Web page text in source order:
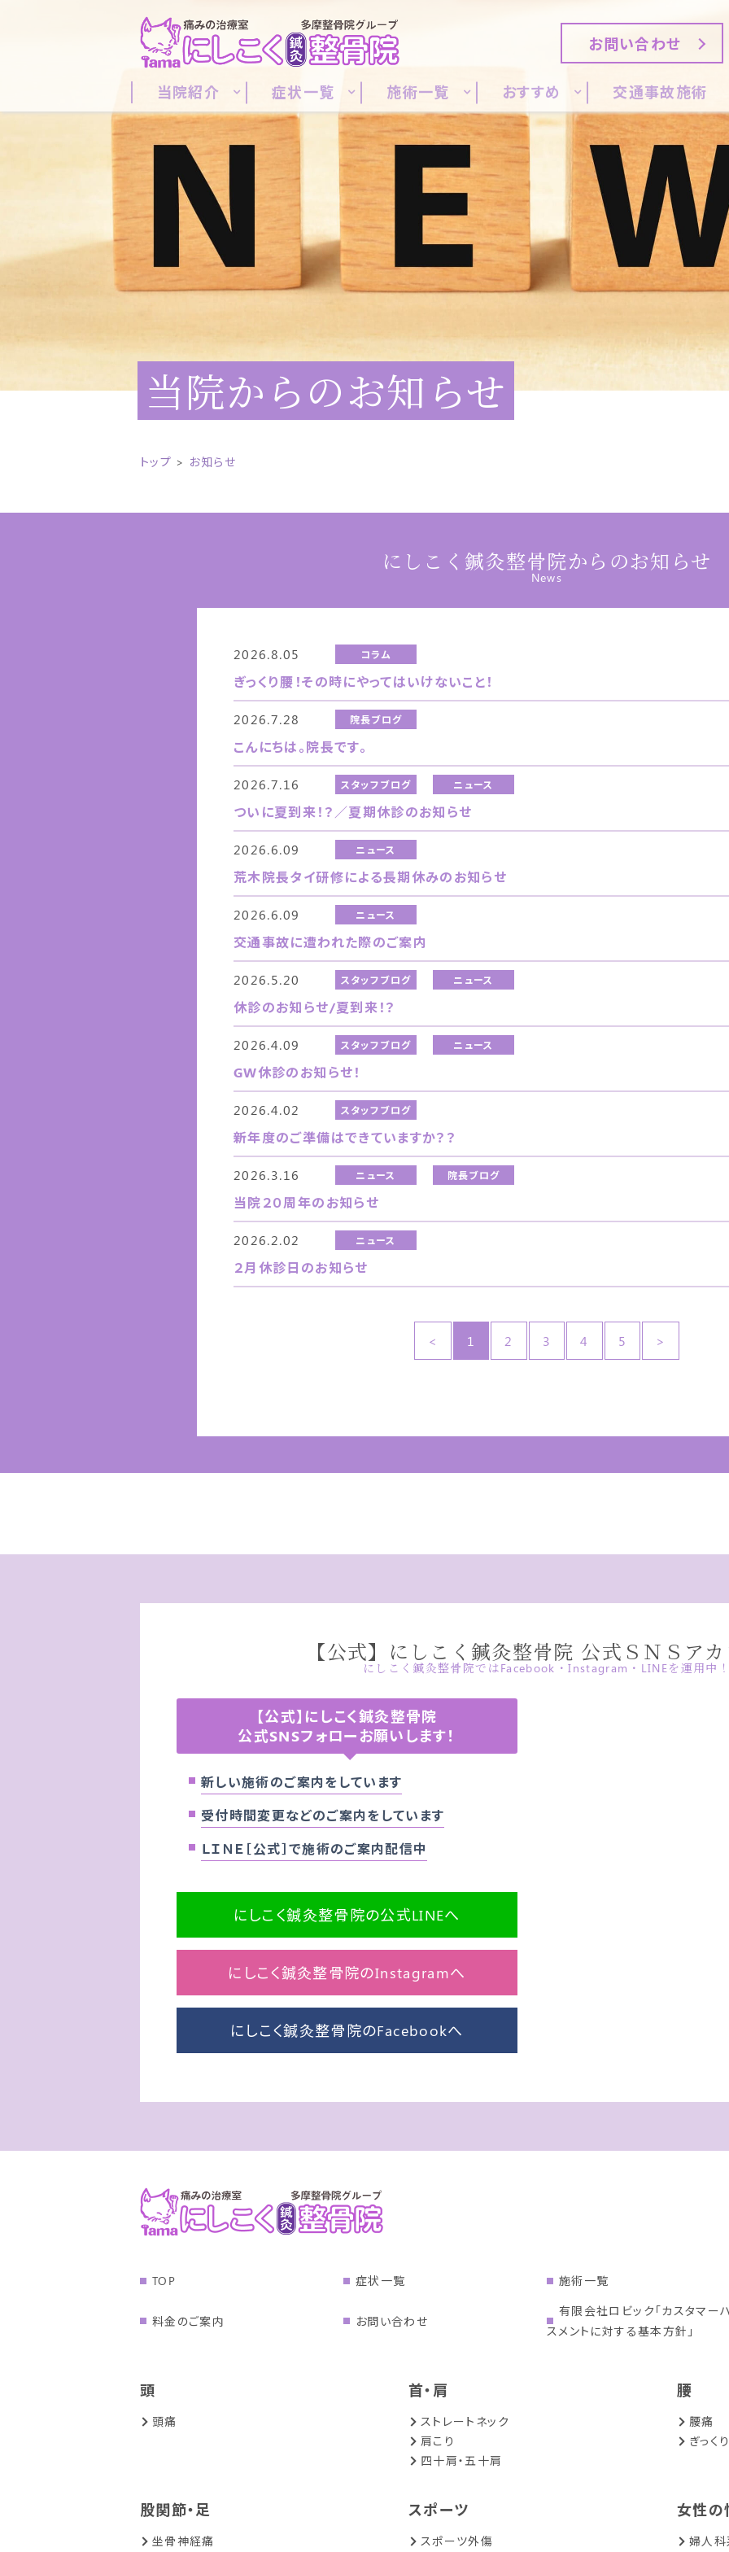
お問い合わせ
当院紹介 症状一覧 施術一覧 おすすめ 交通事故施術
当院からのお知らせ
トップ お知らせ
にしこく鍼灸整骨院からのお知らせ
News
2026.8.05 コラム
ぎっくり腰！その時にやってはいけないこと！
2026.7.28 院長ブログ
こんにちは。院長です。
2026.7.16 スタッフブログ ニュース
ついに夏到来！？／夏期休診のお知らせ
2026.6.09 ニュース
荒木院長タイ研修による長期休みのお知らせ
2026.6.09 ニュース
交通事故に遭われた際のご案内
2026.5.20 スタッフブログ ニュース
休診のお知らせ/夏到来！？
2026.4.09 スタッフブログ ニュース
GW休診のお知らせ！
2026.4.02 スタッフブログ
新年度のご準備はできていますか？？
2026.3.16 ニュース 院長ブログ
当院２０周年のお知らせ
2026.2.02 ニュース
２月休診日のお知らせ
< 1 2 3 4 5 >
【公式】にしこく鍼灸整骨院 公式ＳＮＳアカ
にしこく鍼灸整骨院ではFacebook・Instagram・LINEを運用中！
【公式】にしこく鍼灸整骨院
公式SNSフォローお願いします！
新しい施術のご案内をしています
受付時間変更などのご案内をしています
ＬＩＮＥ［公式］で施術のご案内配信中
にしこく鍼灸整骨院の公式LINEへ
にしこく鍼灸整骨院のInstagramへ
にしこく鍼灸整骨院のFacebookへ
TOP 症状一覧 施術一覧
料金のご案内 お問い合わせ
有限会社ロビック「カスタマー
スメントに対する基本方針」
頭
頭痛
首・肩
ストレートネック
肩こり
四十肩・五十肩
腰
腰痛
ぎっく
股関節・足
坐骨神経痛
スポーツ
スポーツ外傷
女性の
婦人科